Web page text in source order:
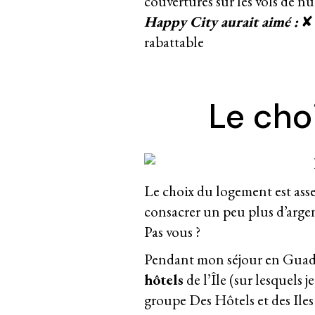
Happy City aurait aimé :✘
rabattable
Le
Le choix du logement est
consacrer un peu plus
Pas vous ?
Pendant mon séjour en
hôtels de l’Île (sur lesquels
groupe Des Hôtels et des Iles